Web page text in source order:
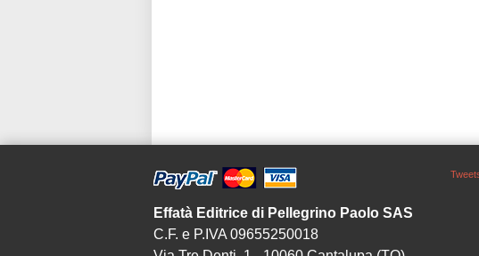
Effatà Editrice di Pellegrino Paolo SAS
C.F. e P.IVA 09655250018